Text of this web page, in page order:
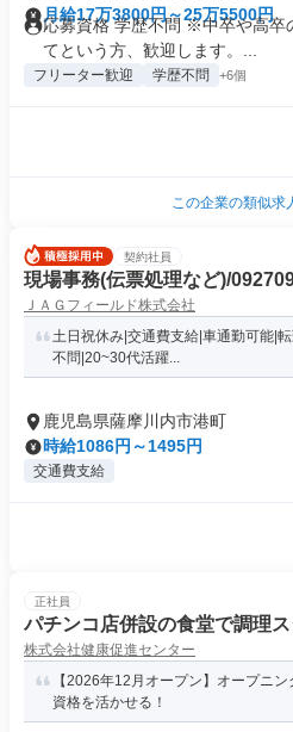
月給17万3800円～25万5500円
応募資格 学歴不問 ※中卒や高
てという方、歓迎します。...
フリーター歓迎 学歴不問 +6個
この企業の類似求
契約社員
現場事務(伝票処理など)/
ＪＡＧフィールド株式会社
土日祝休み|交通費支給|車通勤可能|
不問|20~30代活躍...
鹿児島県薩摩川内市港町
時給1086円～1495円
交通費支給
正社員
パチンコ店併設の食堂で調理
株式会社健康促進センター
【2026年12月オープン】オープニ
資格を活かせる！